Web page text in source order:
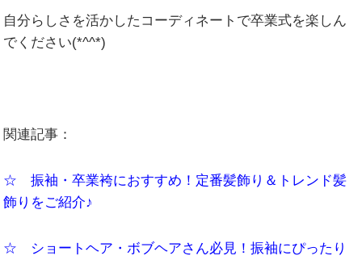
自分らしさを活かしたコーディネートで卒業式を楽しん
でください(*^^*)
関連記事：
☆ 振袖・卒業袴におすすめ！定番髪飾り＆トレンド髪
飾りをご紹介♪
☆ ショートヘア・ボブヘアさん必見！振袖にぴったり